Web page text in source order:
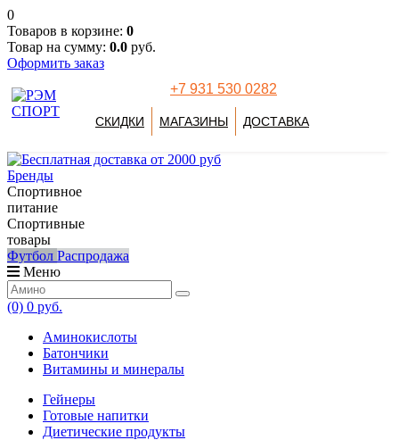
0
Товаров в корзине: 0
Товар на сумму: 0.0 руб.
Оформить заказ
+7 931 530 0282
СКИДКИ МАГАЗИНЫ ДОСТАВКА
Бренды
Спортивное
питание
Спортивные
товары
Футбол Распродажа
Меню
(0) 0 руб.
Аминокислоты
Батончики
Витамины и минералы
Гейнеры
Готовые напитки
Диетические продукты